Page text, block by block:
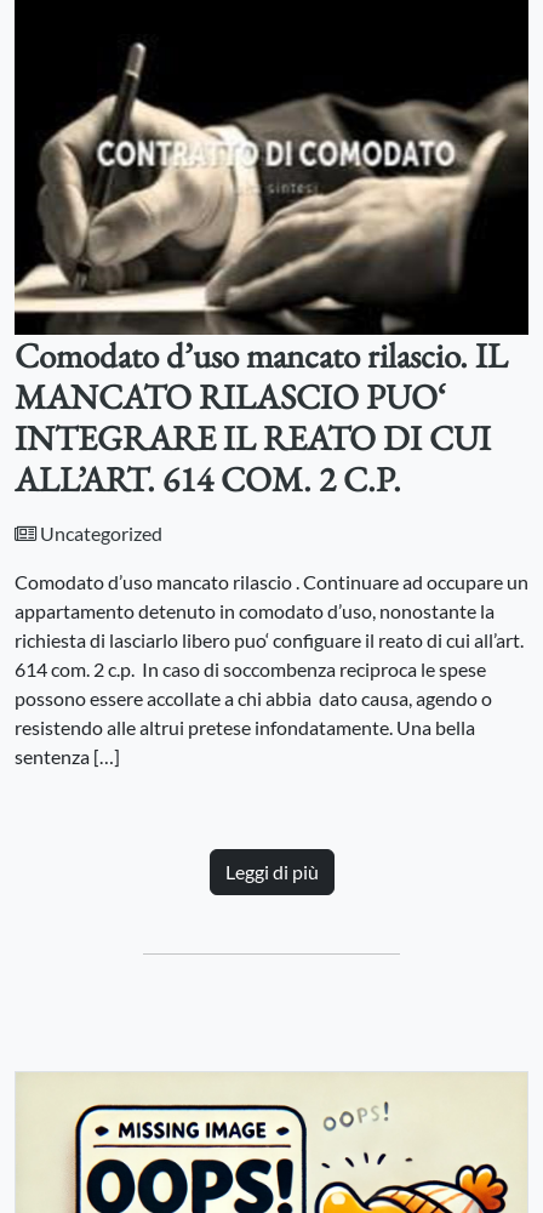
Comodato d’uso mancato rilascio. IL
MANCATO RILASCIO PUO‘
INTEGRARE IL REATO DI CUI
ALL’ART. 614 COM. 2 C.P.
Uncategorized
Comodato d’uso mancato rilascio . Continuare ad occupare un
appartamento detenuto in comodato d’uso, nonostante la
richiesta di lasciarlo libero puo‘ configuare il reato di cui all’art.
614 com. 2 c.p. In caso di soccombenza reciproca le spese
possono essere accollate a chi abbia dato causa, agendo o
resistendo alle altrui pretese infondatamente. Una bella
sentenza […]
Leggi di più